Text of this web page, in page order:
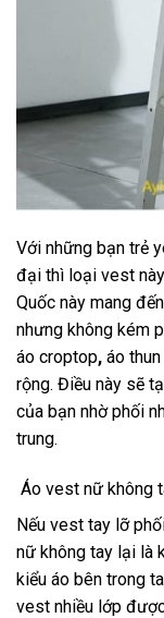
Với những bạn trẻ
đại thì loại vest
Quốc này mang
nhưng không kém
áo croptop, áo
rộng. Điều này sẽ
của bạn nhờ phối
trung.
Áo vest nữ không
Nếu vest tay lỡ
nữ không tay lại là
kiểu áo bên trong
vest nhiều lớp